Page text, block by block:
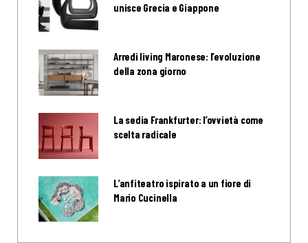
unisce Grecia e Giappone
Arredi living Maronese: l’evoluzione
della zona giorno
La sedia Frankfurter: l’ovvietà come
scelta radicale
L’anfiteatro ispirato a un fiore di
Mario Cucinella